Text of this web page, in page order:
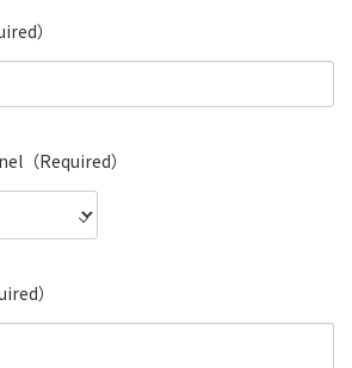
）
（Required）
）